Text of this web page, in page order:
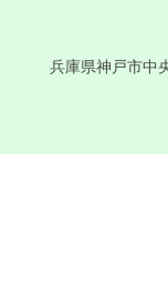
兵庫県神戸市中